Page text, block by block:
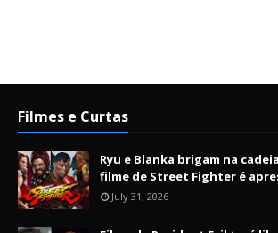
Filmes e Curtas
Ryu e Blanka brigam na
filme de Street Fighter é
July 31, 2026